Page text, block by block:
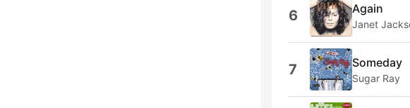
6 Again
Janet
7 Someday
Sugar Ray